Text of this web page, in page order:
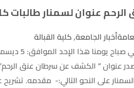
عنوان لسمنار طالبات
أخبار الجامعة,كلية القبالة
عنوان ” الكشف عن سرطان عنق
على النحو التالي:- مقدمه.